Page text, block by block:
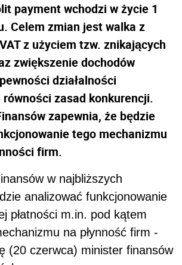
payment wchodzi w życie 1
Celem zmian jest walka z
z użyciem tzw. znikających
zwiększenie dochodów
działalności
zasad konkurencji.
zapewnia, że będzie
tego mechanizmu
firm.
w najbliższych
analizować funkcjonowanie
płatności m.in. pod kątem
na płynność firm -
(20 czerwca) minister finansów